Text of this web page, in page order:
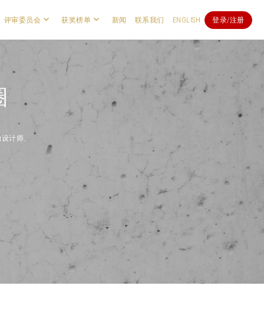
评审委员会 获奖榜单 新闻 联系我们 ENGLISH 登录/注册
计师、